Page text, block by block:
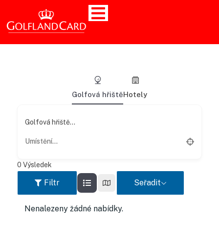
Golfová hřištěHotely
Golfová hřiště...
0 Výsledek
Filtr Seřadit
Nenalezeny žádné nabídky.